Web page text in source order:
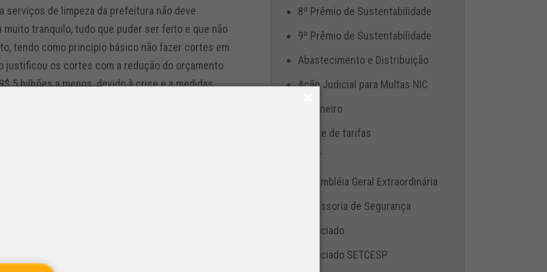
serviços de limpeza da prefeitura não deve
muito tranquilo, tudo que puder ser feito e que não
tendo como principio básico não fazer cortes em
justificou os cortes com a redução do orçamento
5 bilhões a menos, devido à crise e a medidas
8º Prêmio de Sustentabilidade
9º Prêmio de Sustentabilidade
Abastecimento e Distribuição
Ação Judicial para Multas NIC
Aduaneiro
Ajuste de tarifas
ANTT
Assembléia Geral Extraordinária
Assessoria de Segurança
Associado
Associado SETCESP